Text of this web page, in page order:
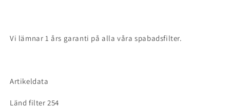
Vi lämnar 1 års garanti på alla våra spabadsfilter.
Artikeldata
Länd filter 254